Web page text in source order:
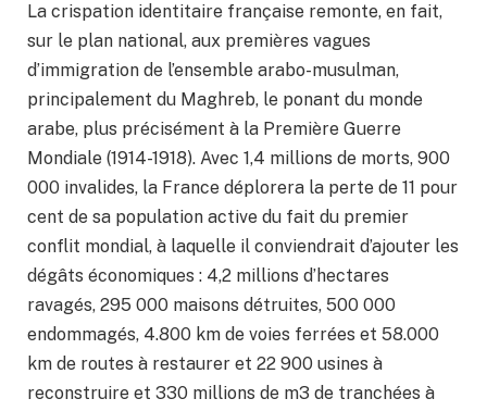
La crispation identitaire française remonte, en fait,
sur le plan national, aux premières vagues
d’immigration de l’ensemble arabo-musulman,
principalement du Maghreb, le ponant du monde
arabe, plus précisément à la Première Guerre
Mondiale (1914-1918). Avec 1,4 millions de morts, 900
000 invalides, la France déplorera la perte de 11 pour
cent de sa population active du fait du premier
conflit mondial, à laquelle il conviendrait d’ajouter les
dégâts économiques : 4,2 millions d’hectares
ravagés, 295 000 maisons détruites, 500 000
endommagés, 4.800 km de voies ferrées et 58.000
km de routes à restaurer et 22 900 usines à
reconstruire et 330 millions de m3 de tranchées à